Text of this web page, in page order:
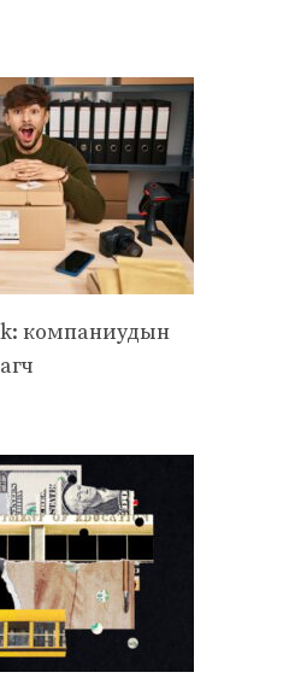
компаниудын